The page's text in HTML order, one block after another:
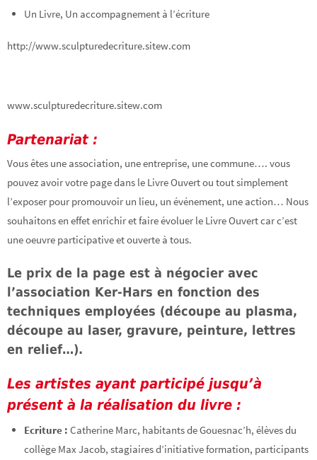
Un Livre, Un accompagnement à l’écriture
http://www.sculpturedecriture.sitew.com
www.sculpturedecriture.sitew.com
Partenariat :
Vous êtes une association, une entreprise, une commune…. vous
pouvez avoir votre page dans le Livre Ouvert ou tout simplement
l’exposer pour promouvoir un lieu, un événement, une action… Nous
souhaitons en effet enrichir et faire évoluer le Livre Ouvert car c’est
une oeuvre participative et ouverte à tous.
Le prix de la page est à négocier avec
l’association Ker-Hars en fonction des
techniques employées (découpe au plasma,
découpe au laser, gravure, peinture, lettres
en relief…).
Les artistes ayant participé jusqu’à
présent à la réalisation du livre :
Ecriture : Catherine Marc, habitants de Gouesnac’h, élèves du
collège Max Jacob, stagiaires d’initiative formation, participants